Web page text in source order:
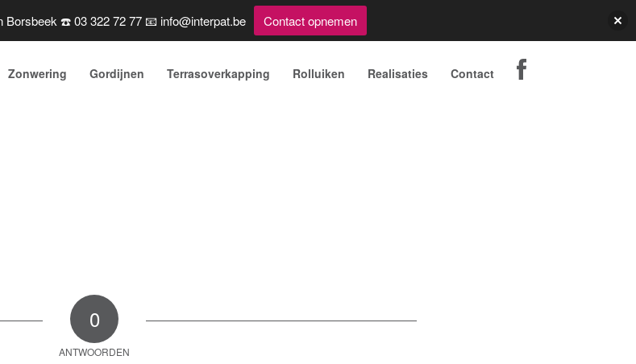
Zonwering Gordijnen Terrasoverkapping Rolluiken Realisaties Contact
0
ANTWOORDEN
Borsbeek ☎️ 03 322 72 77 📧 info@interpat.be Contact opnemen